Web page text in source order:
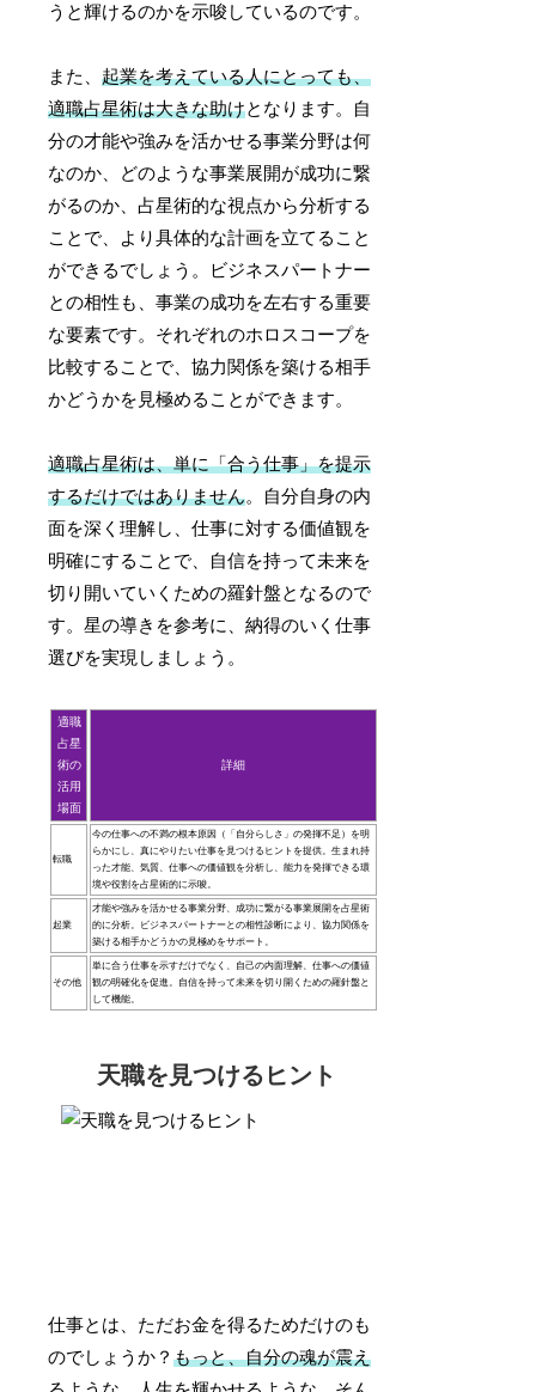
うと輝けるのかを示唆しているのです。
また、起業を考えている人にとっても、
適職占星術は大きな助けとなります。自
分の才能や強みを活かせる事業分野は何
なのか、どのような事業展開が成功に繋
がるのか、占星術的な視点から分析する
ことで、より具体的な計画を立てること
ができるでしょう。ビジネスパートナー
との相性も、事業の成功を左右する重要
な要素です。それぞれのホロスコープを
比較することで、協力関係を築ける相手
かどうかを見極めることができます。
適職占星術は、単に「合う仕事」を提示
するだけではありません。自分自身の内
面を深く理解し、仕事に対する価値観を
明確にすることで、自信を持って未来を
切り開いていくための羅針盤となるので
す。星の導きを参考に、納得のいく仕事
選びを実現しましょう。
適職
占星
術の
活用
場面
詳細
転職
今の仕事への不満の根本原因（「自分らしさ」の発揮不足）を明
らかにし、真にやりたい仕事を見つけるヒントを提供。生まれ持
った才能、気質、仕事への価値観を分析し、能力を発揮できる環
境や役割を占星術的に示唆。
起業
才能や強みを活かせる事業分野、成功に繋がる事業展開を占星術
的に分析。ビジネスパートナーとの相性診断により、協力関係を
築ける相手かどうかの見極めをサポート。
その他
単に合う仕事を示すだけでなく、自己の内面理解、仕事への価値
観の明確化を促進。自信を持って未来を切り開くための羅針盤と
して機能。
天職を見つけるヒント
仕事とは、ただお金を得るためだけのも
のでしょうか？もっと、自分の魂が震え